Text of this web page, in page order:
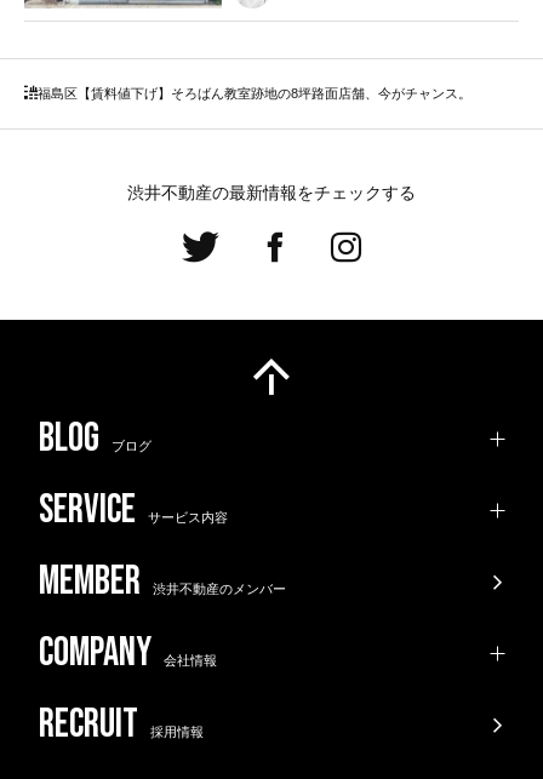
【賃料値下げ】そろばん教室跡地の8坪路面店舗、今がチャンス。
福島区
渋井不動産の最新情報をチェックする
ブログ
サービス内容
渋井不動産のメンバー
会社情報
採用情報